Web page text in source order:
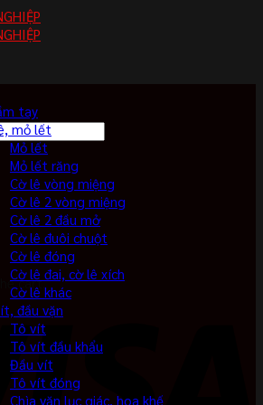
cart.
tay
mỏ lết
Mỏ lết
Mỏ lết răng
Cờ lê vòng miệng
Cờ lê 2 vòng miệng
Cờ lê 2 đầu mở
Cờ lê đuôi chuột
Cờ lê đóng
Cờ lê đai, cờ lê xích
Cờ lê khác
đầu vặn
Tô vít
Tô vít đầu khẩu
Đầu vít
Tô vít đóng
Chìa vặn lục giác, hoa khế